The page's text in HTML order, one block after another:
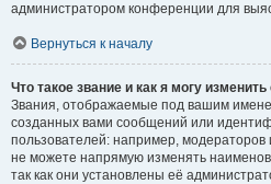
администратором конференции для
Вернуться к началу
Что такое звание и как я могу изменить
Звания, отображаемые под вашим
созданных вами сообщений или
пользователей: например,
не можете напрямую изменять
так как они установлены её